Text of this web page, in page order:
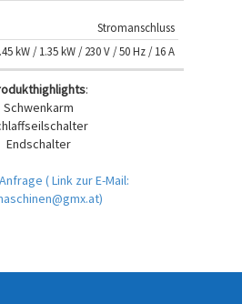
Stromanschluss
kW / 1.35 kW / 230 V / 50 Hz / 16 A
:
Schwenkarm
Endschalter
( Link zur E-Mail: